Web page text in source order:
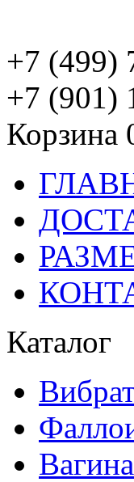
+7 (499)
+7 (901)
Корзина
Каталог